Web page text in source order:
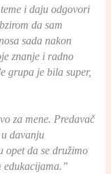
i daju odgovori
da sam
sada nakon
znanje i radno
grupa je bila super,
za mene. Predavač
davanju
opet da se družimo
edukacijama.”